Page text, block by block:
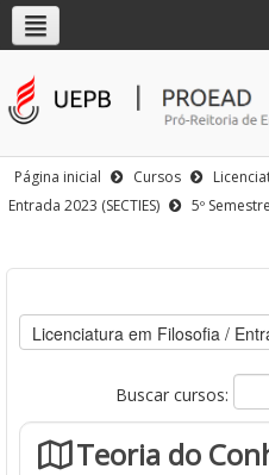
Página inicial Cursos
Entrada 2023 (SECTIES)
5º Semestre
Buscar cursos:
Teoria do